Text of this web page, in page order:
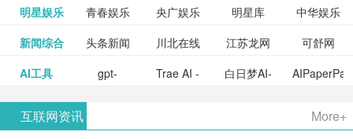
荐好电影
给你。
业务网
食局
网 论坛
腾讯充值
中心
更多>>
明星娱乐 青春娱乐
网
央广娱乐
网,
明星库 中华娱乐
网
网易娱乐 更多>>
新闻综合 头条新闻 川北在线 江苏龙网
可舒网
巾帼网
更多>>
AI工具 gpt- Trae AI - 白日梦AI-
- AI论文写
互联网资讯 More+